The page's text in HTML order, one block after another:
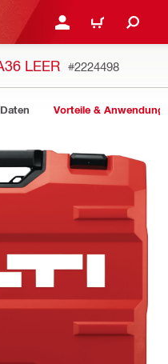
ANMELDEN ODER
WARENKORB
LEER #2224498
Vorteile &